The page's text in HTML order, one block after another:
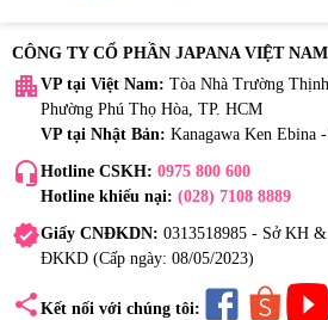
CÔNG TY CỔ PHẦN JAPANA VIỆT NAM
apartment VP tại Việt Nam: Tòa Nhà Trường
Phường Phú Thọ Hòa, TP. HCM
VP tại Nhật Bản: Kanagawa Ken Ebina
headset_mic Hotline CSKH: 0975 800 600
Hotline khiếu nại: (028) 7108 8889
verifiedGiấy CNĐKDN: 0313518985 - Sở KH
ĐKKD (Cấp ngày: 08/05/2023)
share Kết nối với chúng tôi: